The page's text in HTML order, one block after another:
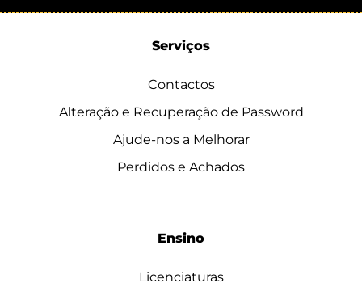
Serviços
Contactos
Alteração e Recuperação de Password
Ajude-nos a Melhorar
Perdidos e Achados
Ensino
Licenciaturas